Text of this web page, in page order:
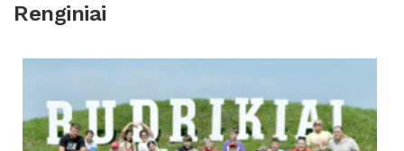
Renginiai